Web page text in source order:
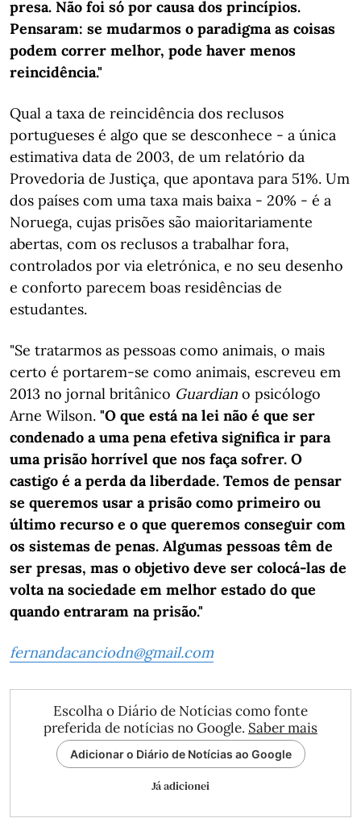
presa. Não foi só por causa dos princípios.
Pensaram: se mudarmos o paradigma as coisas
podem correr melhor, pode haver menos
reincidência."
Qual a taxa de reincidência dos reclusos
portugueses é algo que se desconhece - a única
estimativa data de 2003, de um relatório da
Provedoria de Justiça, que apontava para 51%. Um
dos países com uma taxa mais baixa - 20% - é a
Noruega, cujas prisões são maioritariamente
abertas, com os reclusos a trabalhar fora,
controlados por via eletrónica, e no seu desenho
e conforto parecem boas residências de
estudantes.
"Se tratarmos as pessoas como animais, o mais
certo é portarem-se como animais, escreveu em
2013 no jornal britânico Guardian o psicólogo
Arne Wilson. "O que está na lei não é que ser
condenado a uma pena efetiva significa ir para
uma prisão horrível que nos faça sofrer. O
castigo é a perda da liberdade. Temos de pensar
se queremos usar a prisão como primeiro ou
último recurso e o que queremos conseguir com
os sistemas de penas. Algumas pessoas têm de
ser presas, mas o objetivo deve ser colocá-las de
volta na sociedade em melhor estado do que
quando entraram na prisão."
fernandacanciodn@gmail.com
Escolha o Diário de Notícias como fonte
preferida de notícias no Google. Saber mais
Adicionar o Diário de Notícias ao Google
Já adicionei